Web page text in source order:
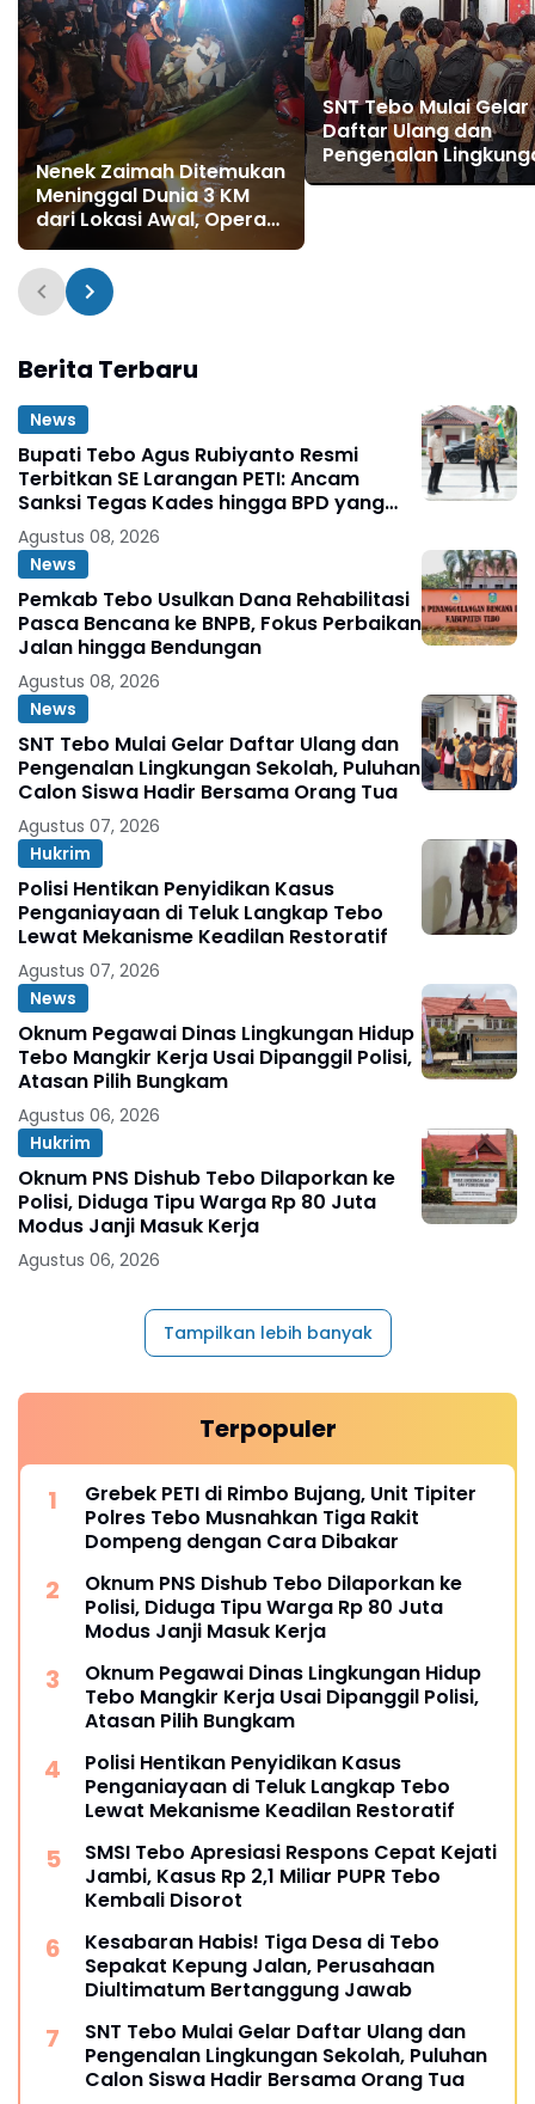
Nenek Zaimah Ditemukan
Meninggal Dunia 3 KM
dari Lokasi Awal, Operasi
SAR Sungai Nalo Tantan
Resmi Ditutup
SNT Tebo Mulai Gelar
Daftar Ulang dan
Pengenalan
Sekolah, Puluhan
Berita Terbaru
News
Bupati Tebo Agus Rubiyanto Resmi
Terbitkan SE Larangan PETI: Ancam
Sanksi Tegas Kades hingga BPD yang
Terlibat
Agustus 08, 2026
News
Pemkab Tebo Usulkan Dana Rehabilitasi
Pasca Bencana ke BNPB, Fokus Perbaikan
Jalan hingga Bendungan
Agustus 08, 2026
News
SNT Tebo Mulai Gelar Daftar Ulang dan
Pengenalan Lingkungan Sekolah, Puluhan
Calon Siswa Hadir Bersama Orang Tua
Agustus 07, 2026
Hukrim
Polisi Hentikan Penyidikan Kasus
Penganiayaan di Teluk Langkap Tebo
Lewat Mekanisme Keadilan Restoratif
Agustus 07, 2026
News
Oknum Pegawai Dinas Lingkungan Hidup
Tebo Mangkir Kerja Usai Dipanggil Polisi,
Atasan Pilih Bungkam
Agustus 06, 2026
Hukrim
Oknum PNS Dishub Tebo Dilaporkan ke
Polisi, Diduga Tipu Warga Rp 80 Juta
Modus Janji Masuk Kerja
Agustus 06, 2026
Tampilkan lebih banyak
Terpopuler
Grebek PETI di Rimbo Bujang, Unit Tipiter
Polres Tebo Musnahkan Tiga Rakit
Dompeng dengan Cara Dibakar
Oknum PNS Dishub Tebo Dilaporkan ke
Polisi, Diduga Tipu Warga Rp 80 Juta
Modus Janji Masuk Kerja
Oknum Pegawai Dinas Lingkungan Hidup
Tebo Mangkir Kerja Usai Dipanggil Polisi,
Atasan Pilih Bungkam
Polisi Hentikan Penyidikan Kasus
Penganiayaan di Teluk Langkap Tebo
Lewat Mekanisme Keadilan Restoratif
SMSI Tebo Apresiasi Respons Cepat Kejati
Jambi, Kasus Rp 2,1 Miliar PUPR Tebo
Kembali Disorot
Kesabaran Habis! Tiga Desa di Tebo
Sepakat Kepung Jalan, Perusahaan
Diultimatum Bertanggung Jawab
SNT Tebo Mulai Gelar Daftar Ulang dan
Pengenalan Lingkungan Sekolah, Puluhan
Calon Siswa Hadir Bersama Orang Tua